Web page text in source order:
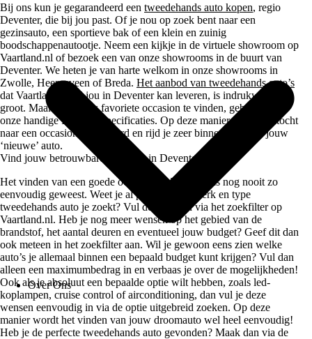
Over Ons
Bij ons kun je gegarandeerd een tweedehands auto kopen, regio
Deventer, die bij jou past. Of je nou op zoek bent naar een
gezinsauto, een sportieve bak of een klein en zuinig
boodschappenautootje. Neem een kijkje in de virtuele showroom op
Vaartland.nl of bezoek een van onze showrooms in de buurt van
Deventer. We heten je van harte welkom in onze showrooms in
Zwolle, Heerenveen of Breda. Het aanbod van tweedehands auto’s
dat Vaartland.nl bij jou in Deventer kan leveren, is indrukwekkend
groot. Maak, om jouw favoriete occasion te vinden, gebruik van
onze handige filters en specificaties. Op deze manier is de zoektocht
naar een occasion zo gebeurd en rijd je zeer binnenkort al in jouw
‘nieuwe’ auto.
Vind jouw betrouwbare occasion in Deventer
Het vinden van een goede occasion in Deventer is nog nooit zo
eenvoudig geweest. Weet je al precies welk merk en type
tweedehands auto je zoekt? Vul deze dan in via het zoekfilter op
Vaartland.nl. Heb je nog meer wensen op het gebied van de
brandstof, het aantal deuren en eventueel jouw budget? Geef dit dan
ook meteen in het zoekfilter aan. Wil je gewoon eens zien welke
auto’s je allemaal binnen een bepaald budget kunt krijgen? Vul dan
alleen een maximumbedrag in en verbaas je over de mogelijkheden!
Ook als je absoluut een bepaalde optie wilt hebben, zoals led-
koplampen, cruise control of airconditioning, dan vul je deze
wensen eenvoudig in via de optie uitgebreid zoeken. Op deze
manier wordt het vinden van jouw droomauto wel heel eenvoudig!
Heb je de perfecte tweedehands auto gevonden? Maak dan via de